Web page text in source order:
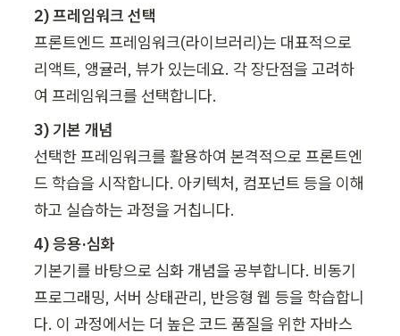
프론트엔드 프레임워크(라이브러리)는 대표적으로
리액트, 앵귤러, 뷰가 있는데요. 각 장단점을 고려하
여 프레임워크를 선택합니다.
선택한 프레임워크를 활용하여 본격적으로 프론트엔
드 학습을 시작합니다. 아키텍처, 컴포넌트 등을 이해
하고 실습하는 과정을 거칩니다.
기본기를 바탕으로 심화 개념을 공부합니다. 비동기
프로그래밍, 서버 상태관리, 반응형 웹 등을 학습합니
다. 이 과정에서는 더 높은 코드 품질을 위한 자바스